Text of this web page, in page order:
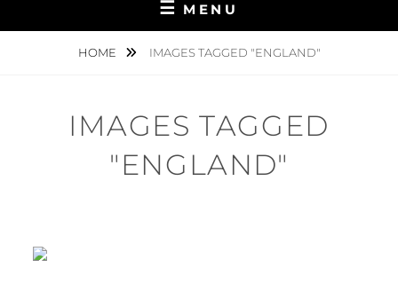
MENU
HOME IMAGES TAGGED "ENGLAND"
IMAGES TAGGED
"ENGLAND"